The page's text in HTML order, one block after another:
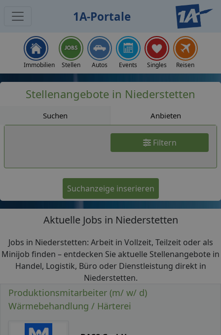
1A-Portale
Immobilien Stellen Autos Events Singles Reisen
Stellenangebote in Niederstetten
Suchen Anbieten
Filtern
Suchanzeige inserieren
Aktuelle Jobs in Niederstetten
Jobs in Niederstetten: Arbeit in Vollzeit, Teilzeit oder als
Minijob finden – entdecken Sie aktuelle Stellenangebote in
Handel, Logistik, Büro oder Dienstleistung direkt in
Niederstetten.
Produktionsmitarbeiter (m/ w/ d)
Wärmebehandlung / Härterei